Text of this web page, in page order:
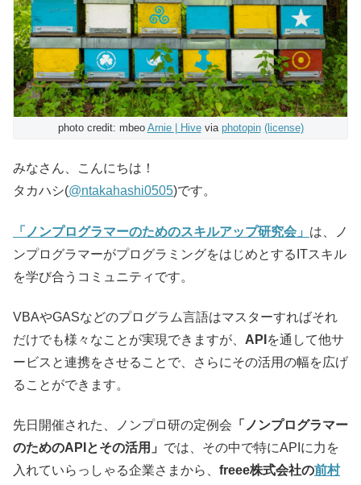
photo credit: mbeo Arnie | Hivevia photopin (license)
みなさん、こんにちは！
タカハシ(@ntakahashi0505)です。
「ノンプログラマーのためのスキルアップ研究会」 は、ノ
ンプログラマーがプログラミングをはじめとするITスキル
を学び合うコミュニティです。
VBAやGASなどのプログラム言語はマスターすればそれ
だけでも様々なことが実現できますが、 API を通して他サ
ービスと連携をさせることで、さらにその活用の幅を広げ
ることができます。
先日開催された、ノンプロ研の定例会 「ノンプログラマー
のためのAPIとその活用」 では、その中で特にAPIに力を
入れていらっしゃる企業さまから、 freee株式会社の前村